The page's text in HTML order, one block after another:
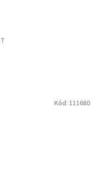
Kód: 111680